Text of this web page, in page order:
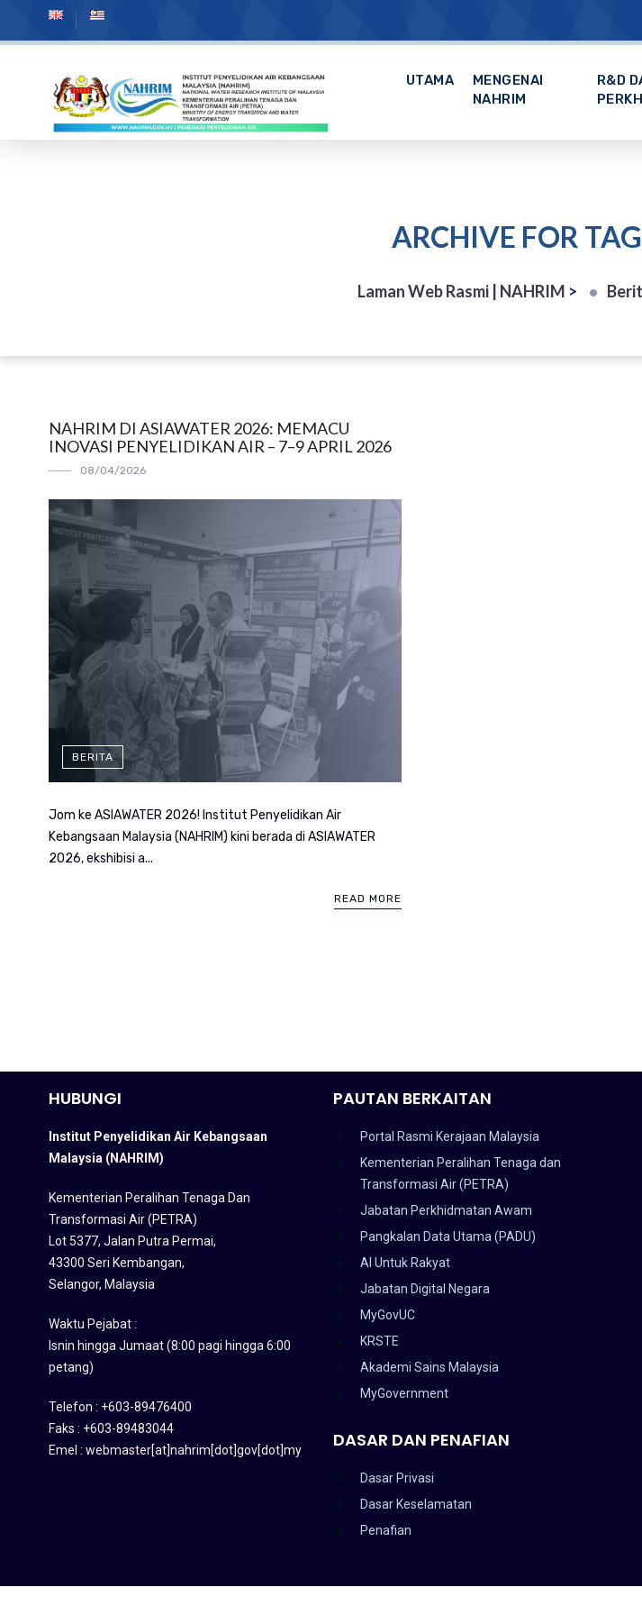
UTAMA
MENGENAI
NAHRIM
R&D
ARCHIVE FOR
Laman Web Rasmi | NAHRIM >
NAHRIM DI ASIAWATER 2026: MEMACU
INOVASI PENYELIDIKAN AIR – 7–9 APRIL 2026
08/04/2026
BERITA
Jom ke ASIAWATER 2026! Institut Penyelidikan Air
Kebangsaan Malaysia (NAHRIM) kini berada di ASIAWATER
2026, ekshibisi a...
READ MORE
HUBUNGI
Institut Penyelidikan Air Kebangsaan
Malaysia (NAHRIM)
Kementerian Peralihan Tenaga Dan
Transformasi Air (PETRA)
Lot 5377, Jalan Putra Permai,
43300 Seri Kembangan,
Selangor, Malaysia
Waktu Pejabat :
Isnin hingga Jumaat (8:00 pagi hingga 6:00
petang)
Telefon : +603-89476400
Faks : +603-89483044
Emel : webmaster[at]nahrim[dot]gov[dot]my
PAUTAN BERKAITAN
Portal Rasmi Kerajaan Malaysia
Kementerian Peralihan Tenaga dan
Transformasi Air (PETRA)
Jabatan Perkhidmatan Awam
Pangkalan Data Utama (PADU)
AI Untuk Rakyat
Jabatan Digital Negara
MyGovUC
KRSTE
Akademi Sains Malaysia
MyGovernment
DASAR DAN PENAFIAN
Dasar Privasi
Dasar Keselamatan
Penafian